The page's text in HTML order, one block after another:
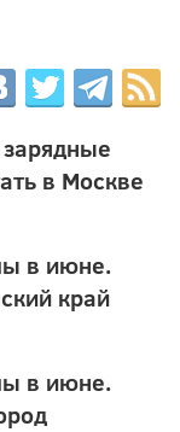
в Москве
в июне.
край
в июне.